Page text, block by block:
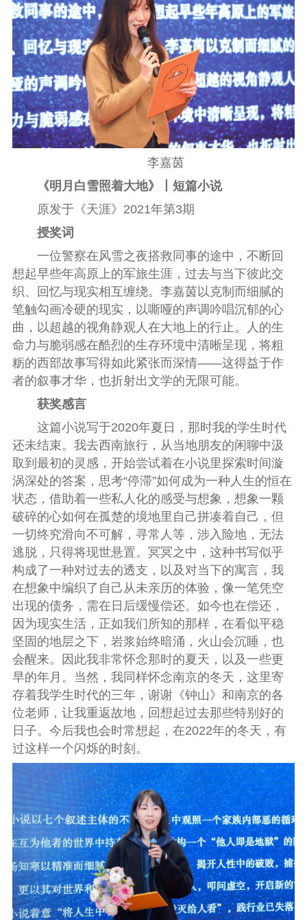
李嘉茵
《明月白雪照着大地》丨短篇小说
原发于《天涯》2021年第3期
授奖词
一位警察在风雪之夜搭救同事的途中，不断回
想起早些年高原上的军旅生涯，过去与当下彼此交
织、回忆与现实相互缠绕。李嘉茵以克制而细腻的
笔触勾画冷硬的现实，以嘶哑的声调吟唱沉郁的心
曲，以超越的视角静观人在大地上的行止。人的生
命力与脆弱感在酷烈的生存环境中清晰呈现，将粗
粝的西部故事写得如此紧张而深情——这得益于作
者的叙事才华，也折射出文学的无限可能。
获奖感言
这篇小说写于2020年夏日，那时我的学生时代
还未结束。我去西南旅行，从当地朋友的闲聊中汲
取到最初的灵感，开始尝试着在小说里探索时间漩
涡深处的答案，思考“停滞”如何成为一种人生的恒在
状态，借助着一些私人化的感受与想象，想象一颗
破碎的心如何在孤楚的境地里自己拼凑着自己，但
一切终究滑向不可解，寻常人等，涉入险地，无法
逃脱，只得将现世悬置。冥冥之中，这种书写似乎
构成了一种对过去的透支，以及对当下的寓言，我
在想象中编织了自己从未亲历的体验，像一笔凭空
出现的债务，需在日后缓慢偿还。如今也在偿还，
因为现实生活，正如我们所知的那样，在看似平稳
坚固的地层之下，岩浆始终暗涌，火山会沉睡，也
会醒来。因此我非常怀念那时的夏天，以及一些更
早的年月。当然，我同样怀念南京的冬天，这里寄
存着我学生时代的三年，谢谢《钟山》和南京的各
位老师，让我重返故地，回想起过去那些特别好的
日子。今后我也会时常想起，在2022年的冬天，有
过这样一个闪烁的时刻。